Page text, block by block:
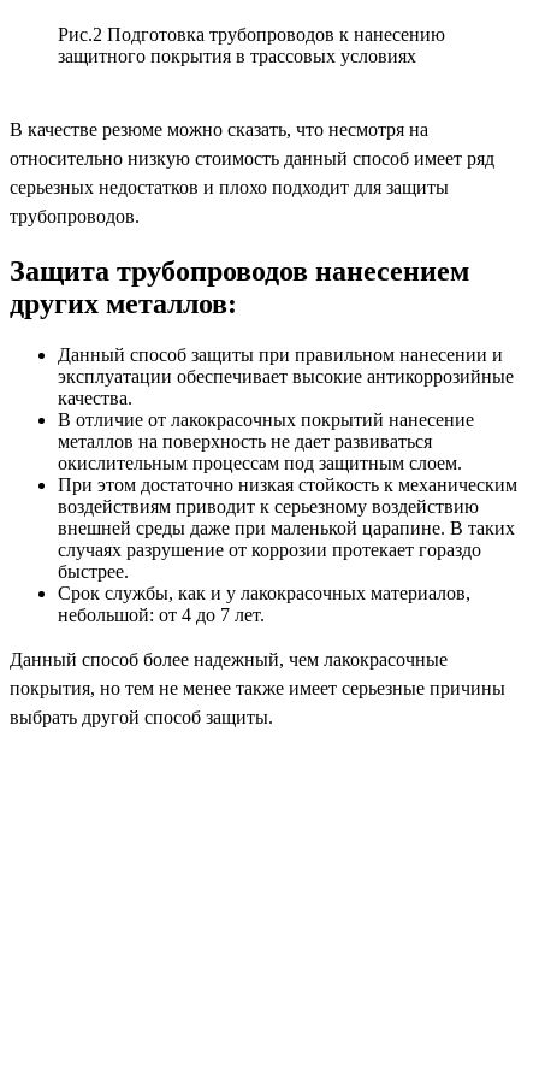
Рис.2 Подготовка трубопроводов к нанесению
защитного покрытия в трассовых условиях
В качестве резюме можно сказать, что несмотря на
относительно низкую стоимость данный способ имеет ряд
серьезных недостатков и плохо подходит для защиты
трубопроводов.
Защита трубопроводов нанесением
других металлов:
Данный способ защиты при правильном нанесении и
эксплуатации обеспечивает высокие антикоррозийные
качества.
В отличие от лакокрасочных покрытий нанесение
металлов на поверхность не дает развиваться
окислительным процессам под защитным слоем.
При этом достаточно низкая стойкость к механическим
воздействиям приводит к серьезному воздействию
внешней среды даже при маленькой царапине. В таких
случаях разрушение от коррозии протекает гораздо
быстрее.
Срок службы, как и у лакокрасочных материалов,
небольшой: от 4 до 7 лет.
Данный способ более надежный, чем лакокрасочные
покрытия, но тем не менее также имеет серьезные причины
выбрать другой способ защиты.